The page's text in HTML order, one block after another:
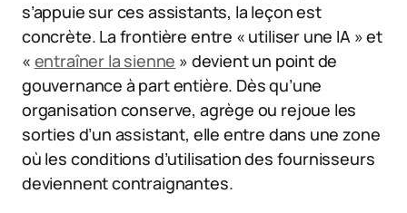
s’appuie sur ces assistants, la leçon est
concrète. La frontière entre « utiliser une IA » et
« entraîner la sienne » devient un point de
gouvernance à part entière. Dès qu’une
organisation conserve, agrège ou rejoue les
sorties d’un assistant, elle entre dans une zone
où les conditions d’utilisation des fournisseurs
deviennent contraignantes.